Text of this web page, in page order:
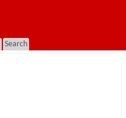
Search